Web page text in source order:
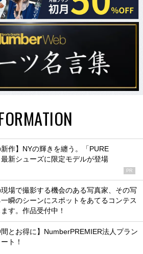
新作】NYの輝きを纏う。「PURE
最新シューズに限定モデルが登場
PR
場で撮影する機会のある写真家、その写
瞬のシーンにスポットをあてるコンテス
ます。作品受付中！
間とお得に】NumberPREMIER法人プラン
ト！